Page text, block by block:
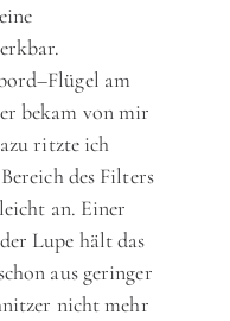
am
bekam von mir
ritzte ich
des Filters
an. Einer
Lupe hält das
aus geringer
nicht mehr